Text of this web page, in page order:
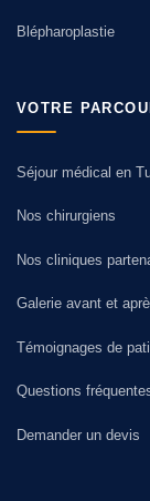
Blépharoplastie
VOTRE
Séjour médical en
Nos chirurgiens
Nos cliniques
Galerie avant et
Témoignages de
Questions
Demander un devis